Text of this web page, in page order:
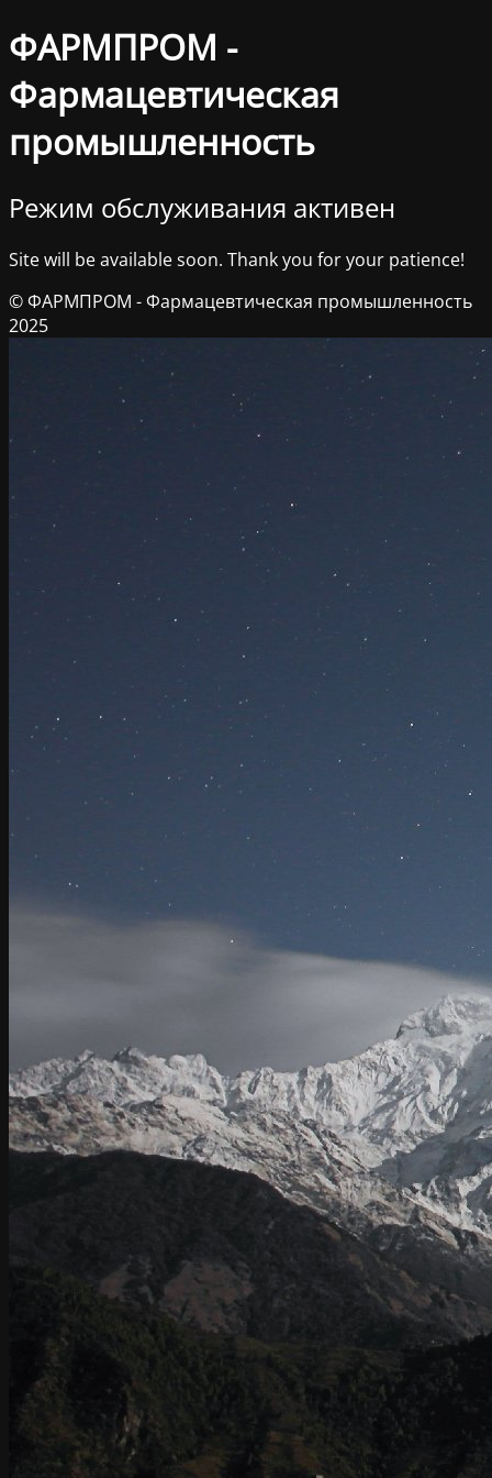
ФАРМПРОМ -
Фармацевтическая
промышленность
Режим обслуживания активен
Site will be available soon. Thank you for your patience!
© ФАРМПРОМ - Фармацевтическая промышленность
2025